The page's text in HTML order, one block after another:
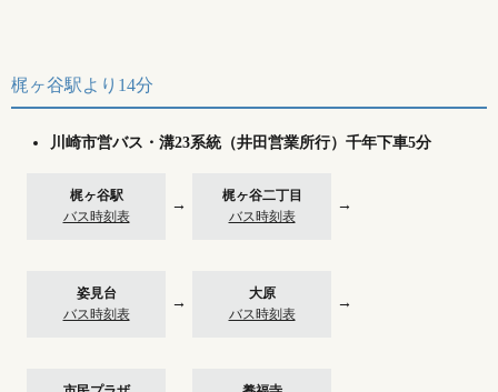
梶ヶ谷駅より14分
川崎市営バス・溝23系統（井田営業所行）千年下車5分
梶ヶ谷駅
バス時刻表
→
梶ヶ谷二丁目
バス時刻表
→
姿見台
バス時刻表
→
大原
バス時刻表
→